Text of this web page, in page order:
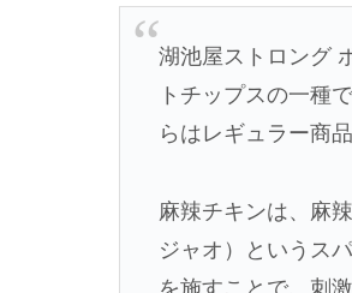
湖池屋ストロング
トチップスの一種
らはレギュラー商
麻辣チキンは、麻
ジャオ）というス
を施すことで、刺